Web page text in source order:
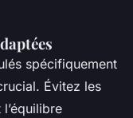
spécifiquement
Évitez les